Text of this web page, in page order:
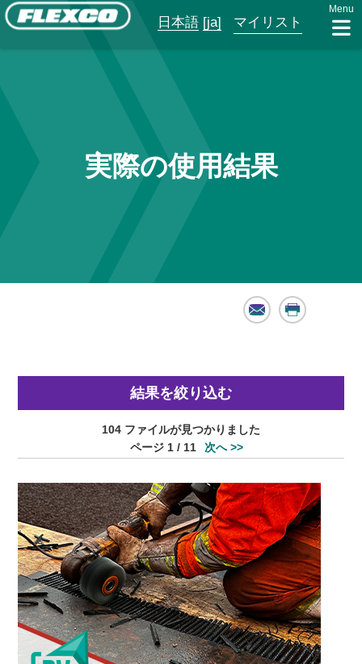
日本語 [ja] マイリスト
Menu
実際の使用結果
Email Print
結果を絞り込む
104 ファイルが見つかりました
ページ 1 / 11
次へ >>